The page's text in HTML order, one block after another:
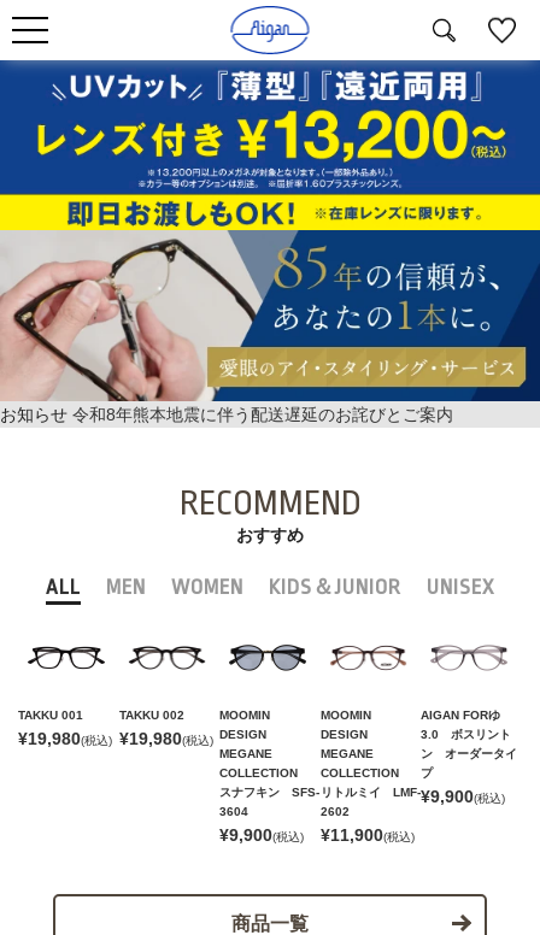
お知らせ 令和8年熊本地震に伴う配送遅延のお詫びとご案内
RECOMMEND
おすすめ
ALL MEN WOMEN KIDS＆JUNIOR UNISEX
TAKKU 001
¥19,980(税込)
TAKKU 002
¥19,980(税込)
MOOMIN
DESIGN
MEGANE
COLLECTION
スナフキン SFS-
3604
¥9,900(税込)
MOOMIN
DESIGN
MEGANE
COLLECTION
リトルミイ LMF-
2602
¥11,900(税込)
AIGAN FORゆ
3.0 ボスリント
ン オーダータイ
プ
¥9,900(税込)
商品一覧